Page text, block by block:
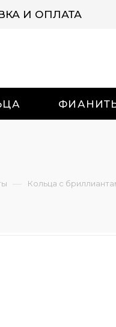
И ОПЛАТА
— Кольца с